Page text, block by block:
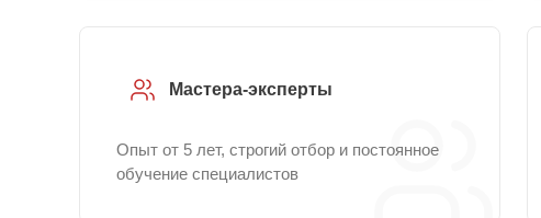
Мастера-эксперты
Опыт от 5 лет, строгий отбор и постоянное
обучение специалистов